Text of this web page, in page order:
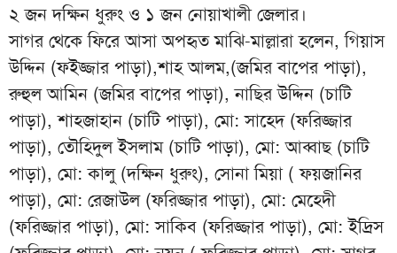
২ জন দক্ষিন ধুরুং ও ১ জন নোয়াখালী জেলার।
সাগর থেকে ফিরে আসা অপহৃত মাঝি-মাল্লারা হলেন, গিয়াস
উদ্দিন (ফইজ্জার পাড়া),শাহ আলম,(জমির বাপের পাড়া),
রুহুল আমিন (জমির বাপের পাড়া), নাছির উদ্দিন (চাটি
পাড়া), শাহজাহান (চাটি পাড়া), মো: সাহেদ (ফরিজ্জার
পাড়া), তৌহিদুল ইসলাম (চাটি পাড়া), মো: আব্বাছ (চাটি
পাড়া), মো: কালু (দক্ষিন ধুরুং), সোনা মিয়া ( ফয়জানির
পাড়া), মো: রেজাউল (ফরিজ্জার পাড়া), মো: মেহেদী
(ফরিজ্জার পাড়া), মো: সাকিব (ফরিজ্জার পাড়া), মো: ইদ্রিস